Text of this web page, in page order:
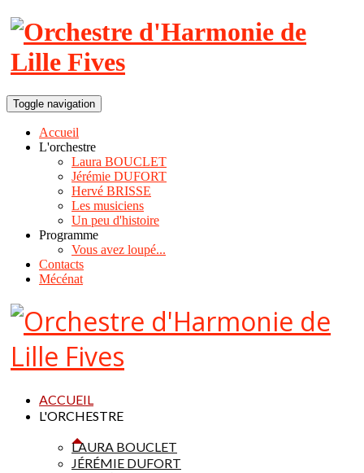
Toggle navigation
Accueil
L'orchestre
Laura BOUCLET
Jérémie DUFORT
Hervé BRISSE
Les musiciens
Un peu d'histoire
Programme
Vous avez loupé...
Contacts
Mécénat
ACCUEIL
L'ORCHESTRE
LAURA BOUCLET
JÉRÉMIE DUFORT